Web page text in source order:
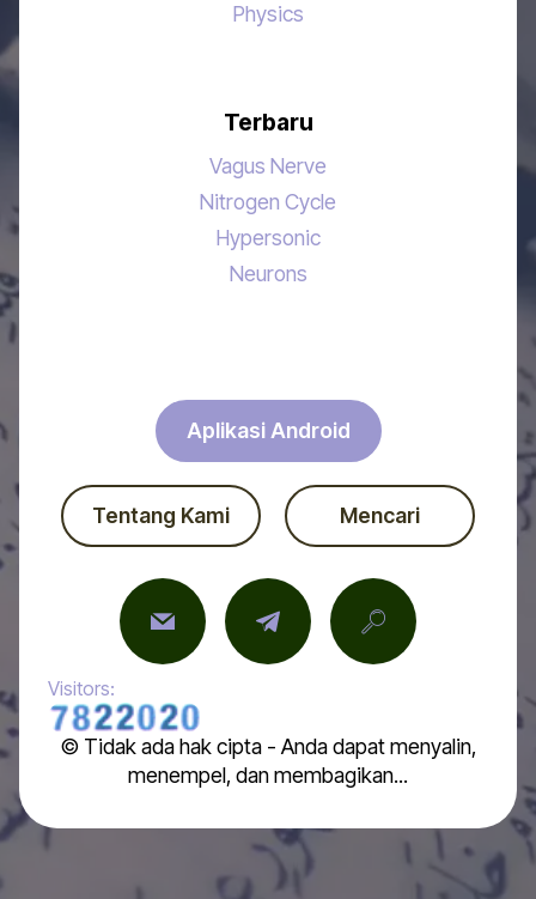
Physics
Terbaru
Vagus Nerve
Nitrogen Cycle
Hypersonic
Neurons
Aplikasi Android
Tentang Kami Mencari
Visitors:
© Tidak ada hak cipta - Anda dapat menyalin,
menempel, dan membagikan...